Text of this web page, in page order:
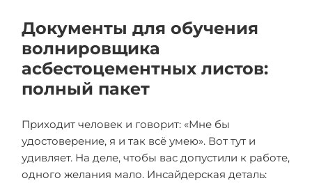
Документы для обучения
волнировщика
асбестоцементных листов:
полный пакет
Приходит человек и говорит: «Мне бы
удостоверение, я и так всё умею». Вот тут и
удивляет. На деле, чтобы вас допустили к работе,
одного желания мало. Инсайдерская деталь: